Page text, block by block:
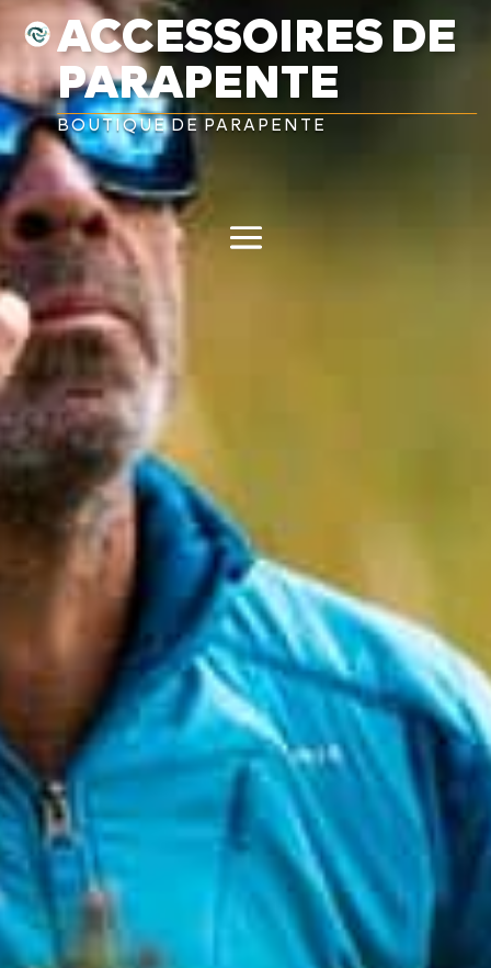
ACCESSOIRES DE
PARAPENTE
BOUTIQUE DE PARAPENTE